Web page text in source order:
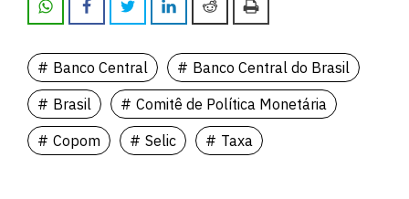
Banco Central
Banco Central do Brasil
Brasil
Comitê de Política Monetária
Copom
Selic Taxa